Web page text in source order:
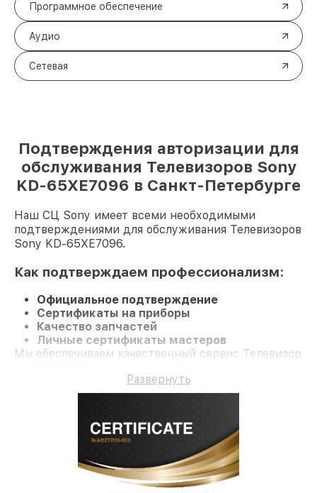
Программное обеспечение
Аудио
Сетевая
Подтверждения авторизации для
обслуживания Телевизоров Sony
KD-65XE7096 в Санкт-Петербурге
Наш СЦ Sony имеет всеми необходимыми
подтверждениями для обслуживания Телевизоров
Sony KD-65XE7096.
Как подтверждаем профессионализм:
Официальное подтверждение
Сертификаты на приборы
Качество запчастей
Личные сертификаты мастеров
Мы обеспечиваем качественный сервис Телевизор
Развернуть